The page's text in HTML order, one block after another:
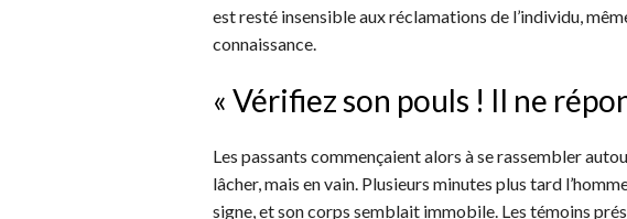
est resté insensible aux réclamations de l’individu,
connaissance.
« Vérifiez son pouls ! Il ne
Les passants commençaient alors à se rassembler
lâcher, mais en vain. Plusieurs minutes plus tard
signe, et son corps semblait immobile. Les témoins